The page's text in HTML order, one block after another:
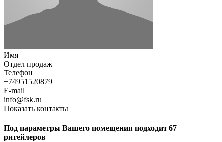
Имя
Отдел продаж
Телефон
+74951520879
E-mail
info@fsk.ru
Показать контакты
Под параметры Вашего помещения подходит 67
ритейлеров